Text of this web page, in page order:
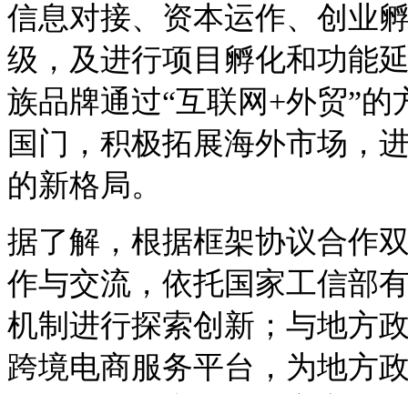
信息对接、资本运作、创业
级，及进行项目孵化和功能
族品牌通过“互联网+外贸”的
国门，积极拓展海外市场，
的新格局。
据了解，根据框架协议合作
作与交流，依托国家工信部
机制进行探索创新；与地方
跨境电商服务平台，为地方